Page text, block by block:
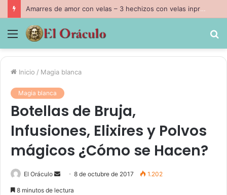
Amarres de Amor Efectivos Caseros en 24 horas
Menú
Inicio / Magia blanca
Magia blanca
Botellas de Bruja,
Infusiones, Elixires y Polvos
mágicos ¿Cómo se Hacen?
El Oráculo
Send8 de octubre de 2017 1.202
8 minutos de lectura